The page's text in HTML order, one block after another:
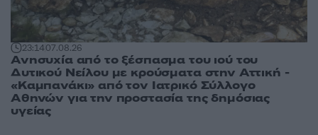
23:1407.08.26
Ανησυχία από το ξέσπασμα του ιού του
Δυτικού Νείλου με κρούσματα στην Αττική -
«Καμπανάκι» από τον Ιατρικό Σύλλογο
Αθηνών για την προστασία της δημόσιας
υγείας